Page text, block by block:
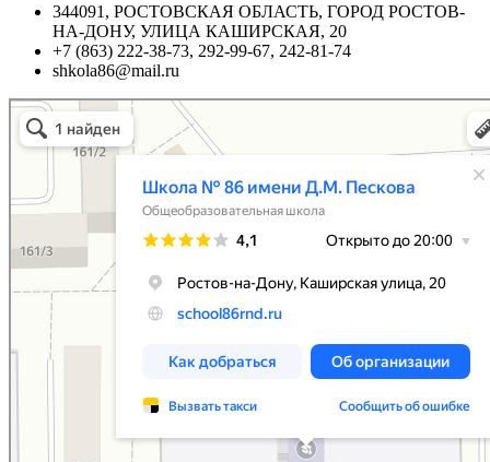
344091, РОСТОВСКАЯ ОБЛАСТЬ, ГОРОД РОСТОВ-
НА-ДОНУ, УЛИЦА КАШИРСКАЯ, 20
+7 (863) 222-38-73, 292-99-67, 242-81-74
shkola86@mail.ru